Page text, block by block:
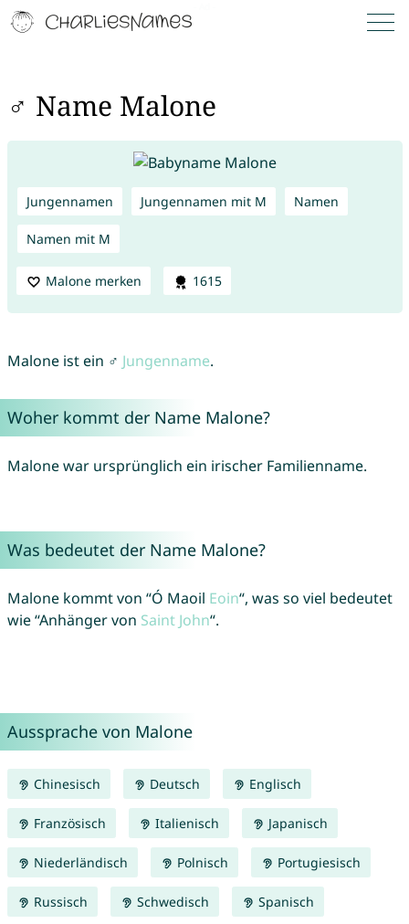
♂ Name Malone
Jungennamen Jungennamen mit M Namen
Namen mit M
Malone merken 1615
Malone ist ein ♂ Jungenname.
Woher kommt der Name Malone?
Malone war ursprünglich ein irischer Familienname.
Was bedeutet der Name Malone?
Malone kommt von “Ó Maoil Eoin“, was so viel bedeutet
wie “Anhänger von Saint John“.
Aussprache von Malone
Chinesisch Deutsch Englisch
Französisch Italienisch Japanisch
Niederländisch Polnisch Portugiesisch
Russisch Schwedisch Spanisch